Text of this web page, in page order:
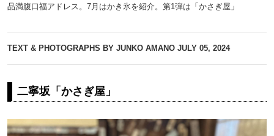
品満腹口福アドレス。7月はかき氷を紹介。第1弾は「かさぎ屋」
TEXT & PHOTOGRAPHS BY JUNKO AMANO JULY 05, 2024
二寧坂「かさぎ屋」